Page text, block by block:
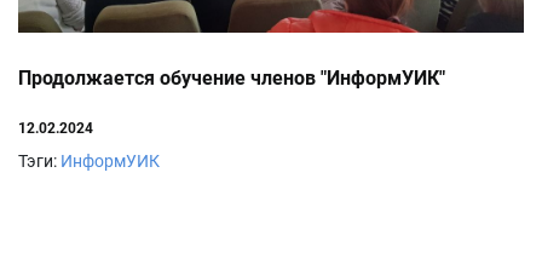
Продолжается обучение членов "ИнформУИК"
12.02.2024
Тэги: ИнформУИК